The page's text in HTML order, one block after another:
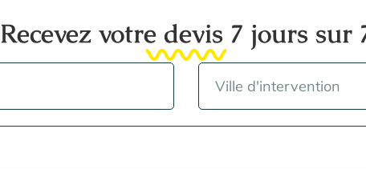
Recevez votre devis 7 jours sur